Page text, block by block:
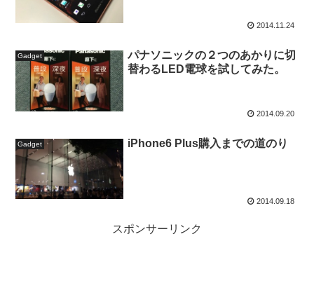
2014.11.24
Gadget
パナソニックの２つのあかりに切
替わるLED電球を試してみた。
2014.09.20
Gadget iPhone6 Plus購入までの道のり
2014.09.18
スポンサーリンク